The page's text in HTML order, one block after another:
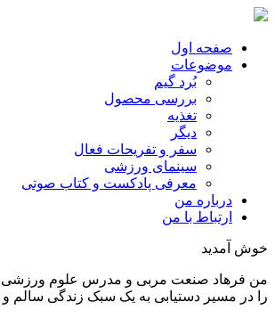
صفحه اول
موضوعات
بُرد گیم
بررسی محصول
تغذیه
دیگر
سفر و تفریحات فعال
سینمای ورزشی
معرفی پادکست و کتاب صوتی
درباره من
ارتباط با من
خوش آمدید
من فرهاد صنعت مربی و مدرس علوم ورزشی،
را در مسیر دستیابی به یک سبک زندگی سالم و